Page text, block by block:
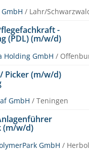
/ Lahr/
-
(PDL) (m/w/d)
Holding GmbH /
Picker (m/w/d)
GmbH / Teningen
(m/w/d)
GmbH /